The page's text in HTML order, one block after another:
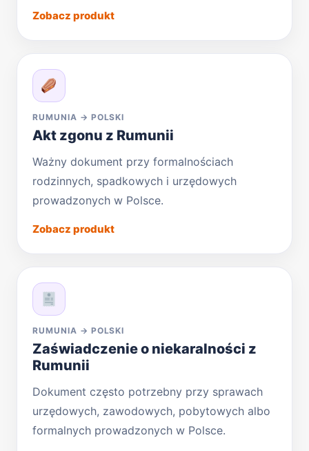
Zobacz produkt
RUMUNIA → POLSKI
Akt zgonu z Rumunii
Ważny dokument przy formalnościach
rodzinnych, spadkowych i urzędowych
prowadzonych w Polsce.
Zobacz produkt
RUMUNIA → POLSKI
Zaświadczenie o niekaralności z
Rumunii
Dokument często potrzebny przy sprawach
urzędowych, zawodowych, pobytowych albo
formalnych prowadzonych w Polsce.